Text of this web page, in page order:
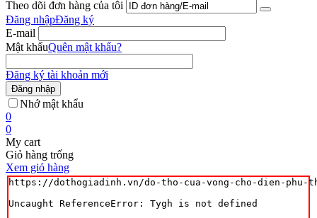
Theo dõi đơn hàng của tôi
Đăng nhậpĐăng ký
E-mail
Mật khẩuQuên mật khẩu?
Đăng ký tài khoản mới
Đăng nhập
Nhớ mật khẩu
0
0
My cart
Giỏ hàng trống
Xem giỏ hàng
https://dothogiadinh.vn/do-tho-cua-vong-cho-dien-phu-
Uncaught ReferenceError: Tygh is not defined